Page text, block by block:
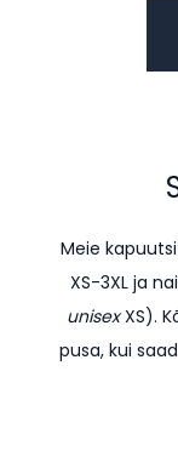
Meie
XS-3XL ja
unisexXS). K
pusa, kui